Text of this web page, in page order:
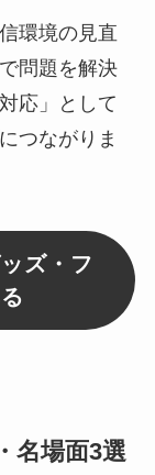
環境の見直
問題を解決
応」として
つながりま
ズ・フ
名場面3選